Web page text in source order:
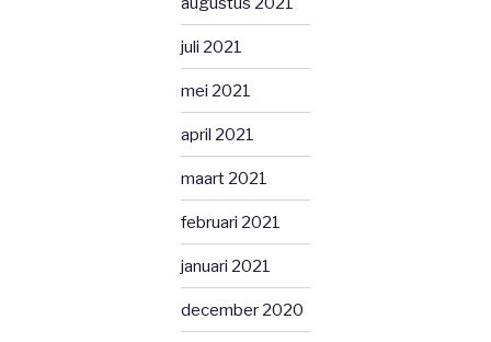
juli 2021
mei 2021
april 2021
maart 2021
februari 2021
januari 2021
december 2020